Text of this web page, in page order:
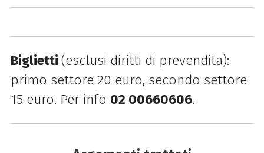
Biglietti (esclusi diritti di prevendita):
primo settore 20 euro, secondo settore
15 euro. Per info 02 00660606.